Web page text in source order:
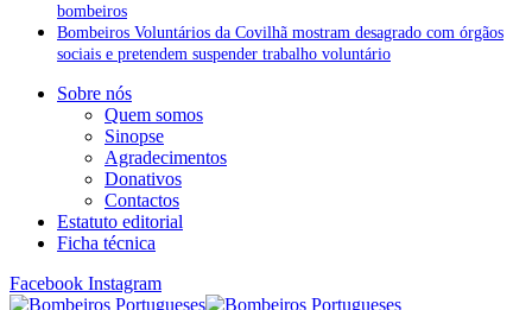
bombeiros
Bombeiros Voluntários da Covilhã mostram desagrado com órgãos
sociais e pretendem suspender trabalho voluntário
Sobre nós
Quem somos
Sinopse
Agradecimentos
Donativos
Contactos
Estatuto editorial
Ficha técnica
Facebook Instagram